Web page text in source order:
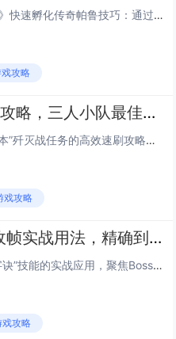
今天小白来给大家谈谈《幻兽帕鲁》快速孵化传奇帕鲁技巧：通过调整游戏内时间与特定食物组合可大幅缩短孵化等待。，以及对应的知识点，希望对大家有所帮助，不要忘了收藏本站呢今天给各位分享《幻兽帕鲁》快速孵化传奇帕鲁技巧：通过调整游戏内时间与特定食物...
攻略
绝地潜兵2速刷超级样本攻略，三人小队最佳路线推荐，高效通关高难度歼灭战任务
本文提供《绝地潜兵2》中“超级样本”歼灭战任务的高效速刷攻略，聚焦三人小队协同作战，推荐最优路线：开局直取西北主样本点，途中清理关键敌方炮台与补给站；第二阶段分兵控制东西双侧高台，压制增援波次；最终集中火力速破核心样本容器，强调角色搭配（1...
戏攻略
黑神话，悟空禁字诀无敌帧实战用法，精确到帧的Boss战躲避与反击连招指南
本文详解《黑神话：悟空》中“禁字诀”技能的实战应用，聚焦Boss战中的无敌帧机制，通过逐帧分析，指出禁字诀在释放瞬间（第3–8帧）拥有完全无敌效果，可精准规避Boss关键大招（如金箍棒砸地、火眼金睛锁定技），配合翻滚节奏与蓄力时机，可实现“...
攻略